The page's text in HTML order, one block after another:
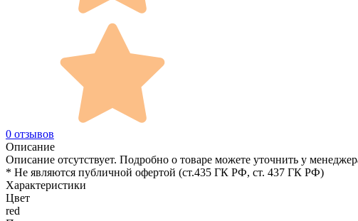
0 отзывов
Описание
Описание отсутствует. Подробно о товаре можете уточнить у
* Не являются публичной офертой (ст.435 ГК РФ, cт. 437 ГК РФ)
Характеристики
Цвет
red